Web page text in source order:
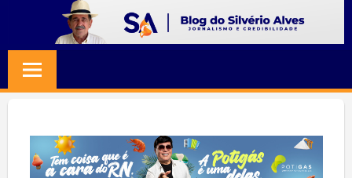
content
SILVERIO
ALVES
Jornalismo
Credibilidade